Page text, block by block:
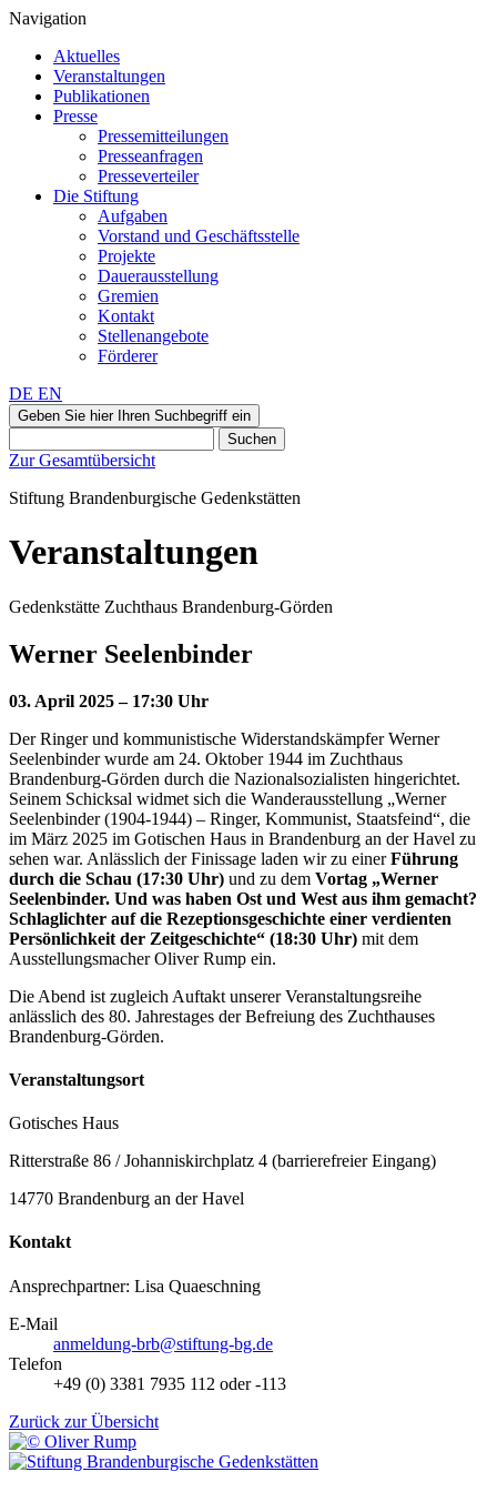
Navigation
Aktuelles
Veranstaltungen
Publikationen
Presse
Pressemitteilungen
Presseanfragen
Presseverteiler
Die Stiftung
Aufgaben
Vorstand und Geschäftsstelle
Projekte
Dauerausstellung
Gremien
Kontakt
Stellenangebote
Förderer
DE EN
Geben Sie hier Ihren Suchbegriff ein
Suchen
Zur Gesamtübersicht
Stiftung Brandenburgische Gedenkstätten
Veranstaltungen
Gedenkstätte Zuchthaus Brandenburg-Görden
Werner Seelenbinder
03. April 2025 – 17:30 Uhr
Der Ringer und kommunistische Widerstandskämpfer Werner
Seelenbinder wurde am 24. Oktober 1944 im Zuchthaus
Brandenburg-Görden durch die Nazionalsozialisten hingerichtet.
Seinem Schicksal widmet sich die Wanderausstellung „Werner
Seelenbinder (1904-1944) – Ringer, Kommunist, Staatsfeind“, die
im März 2025 im Gotischen Haus in Brandenburg an der Havel zu
sehen war. Anlässlich der Finissage laden wir zu einerFührung
durch die Schau (17:30 Uhr) und zu dem Vortag „Werner
Seelenbinder. Und was haben Ost und West aus ihm gemacht?
Schlaglichter auf die Rezeptionsgeschichte einer verdienten
Persönlichkeit der Zeitgeschichte“ (18:30 Uhr) mit dem
Ausstellungsmacher Oliver Rump ein.
Die Abend ist zugleich Auftakt unserer Veranstaltungsreihe
anlässlich des 80. Jahrestages der Befreiung des Zuchthauses
Brandenburg-Görden.
Veranstaltungsort
Gotisches Haus
Ritterstraße 86 / Johanniskirchplatz 4 (barrierefreier Eingang)
14770 Brandenburg an der Havel
Kontakt
Ansprechpartner: Lisa Quaeschning
E-Mail
anmeldung-brb@stiftung-bg.de
Telefon
+49 (0) 3381 7935 112 oder -113
Zurück zur Übersicht